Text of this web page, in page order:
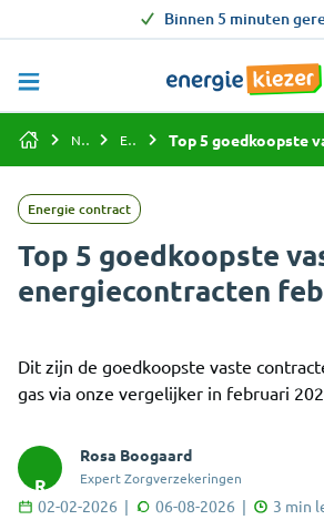
Binnen 5 minuten
Nieuws Energie contract
Energie contract
Top 5 goedkoopste
energiecontracten
Dit zijn de goedkoopste vaste
gas via onze vergelijker in februari
R
Rosa Boogaard
Expert Zorgverzekeringen
02-02-2026 | 06-08-2026 | 3 min